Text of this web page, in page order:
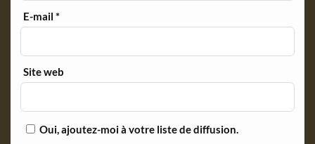
E-mail*
Site web
Oui, ajoutez-moi à votre liste de diffusion.